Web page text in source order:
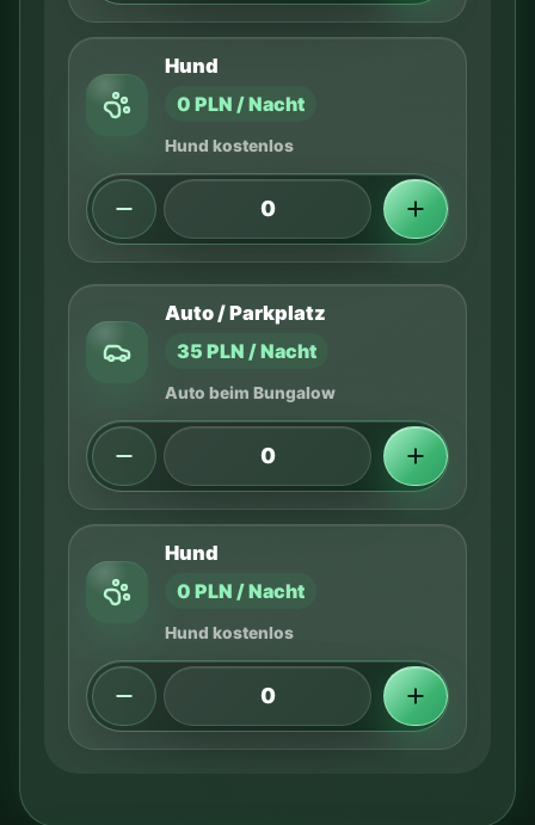
Hund
0 PLN / Nacht
Hund kostenlos
Auto / Parkplatz
35 PLN / Nacht
Auto beim Bungalow
Hund
0 PLN / Nacht
Hund kostenlos